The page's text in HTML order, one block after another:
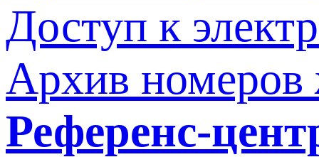
Доступ к
Архив номеров
Референс-